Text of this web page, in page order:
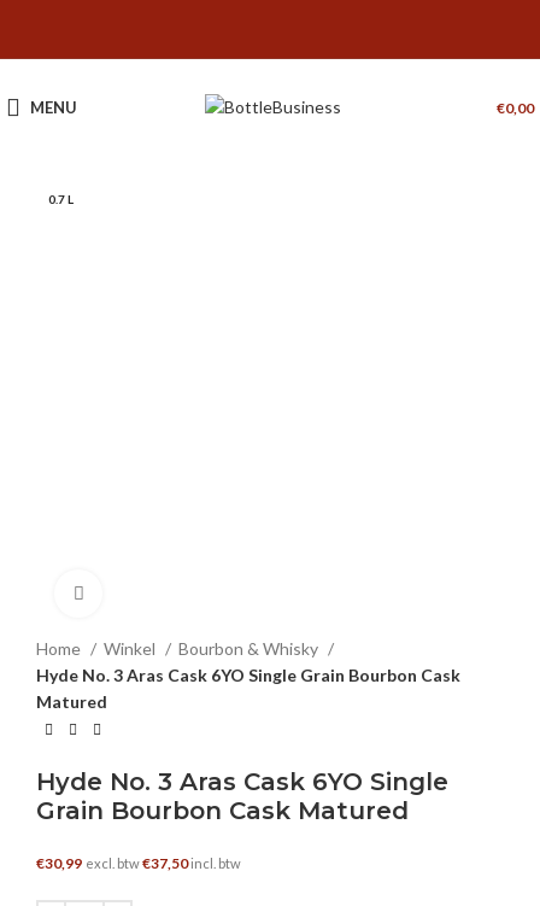
MENU €0,00
0.7 L
Home Winkel
Bourbon & Whisky
Hyde No. 3 Aras Cask 6YO Single Grain Bourbon Cask
Matured
Hyde No. 3 Aras Cask 6YO Single
Grain Bourbon Cask Matured
€30,99 excl. btw€37,50incl. btw